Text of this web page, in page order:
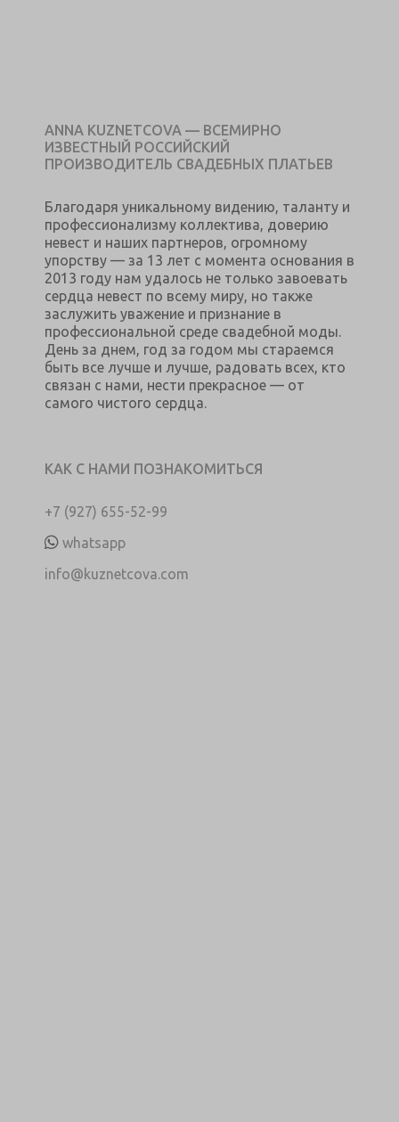
ANNA KUZNETCOVA — ВСЕМИРНО
ИЗВЕСТНЫЙ РОССИЙСКИЙ
ПРОИЗВОДИТЕЛЬ СВАДЕБНЫХ ПЛАТЬЕВ
Благодаря уникальному видению, таланту и
профессионализму коллектива, доверию
невест и наших партнеров, огромному
упорству — за 13 лет с момента основания в
2013 году нам удалось не только завоевать
сердца невест по всему миру, но также
заслужить уважение и признание в
профессиональной среде свадебной моды.
День за днем, год за годом мы стараемся
быть все лучше и лучше, радовать всех, кто
связан с нами, нести прекрасное — от
самого чистого сердца.
КАК С НАМИ ПОЗНАКОМИТЬСЯ
+7 (927) 655-52-99
whatsapp
info@kuznetcova.com